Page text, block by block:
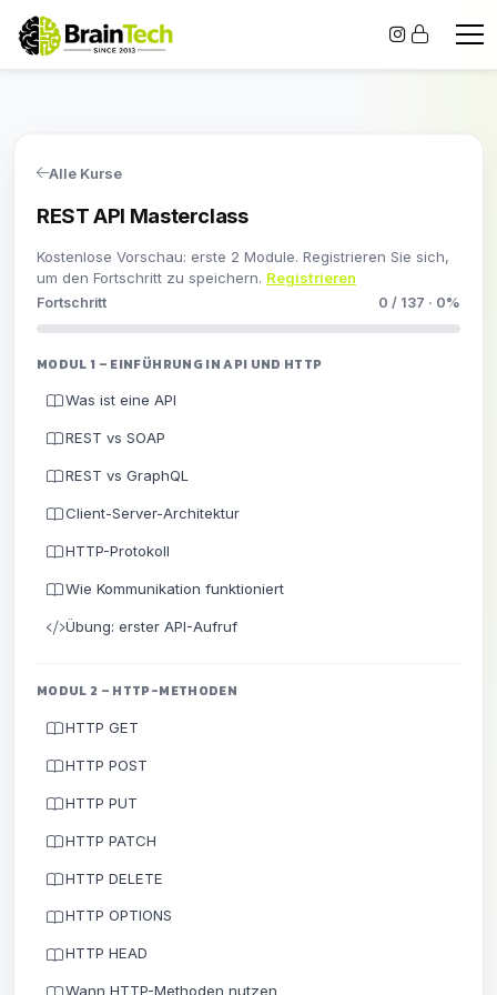
Alle Kurse
REST API Masterclass
Kostenlose Vorschau: erste 2 Module. Registrieren Sie sich,
um den Fortschritt zu speichern. Registrieren
Fortschritt 0 / 137 · 0%
MODUL 1 – EINFÜHRUNG IN API UND HTTP
Was ist eine API
REST vs SOAP
REST vs GraphQL
Client-Server-Architektur
HTTP-Protokoll
Wie Kommunikation funktioniert
Übung: erster API-Aufruf
MODUL 2 – HTTP-METHODEN
HTTP GET
HTTP POST
HTTP PUT
HTTP PATCH
HTTP DELETE
HTTP OPTIONS
HTTP HEAD
Wann HTTP-Methoden nutzen